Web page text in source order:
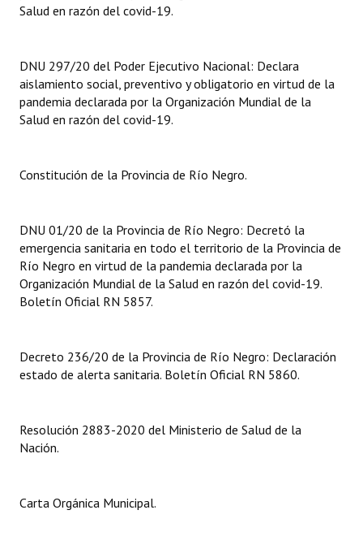
Organigrama
Informes de Gestión
Proyectos Presentados
Actas de Sesión
Ejecución Presupuestaria
Actas de Audiencias Públicas
Comunicaciones
Resoluciones
Resoluciones de Presidencia
Salud en razón del covid-19.
DNU 297/20 del Poder Ejecutivo Nacional: Declara
aislamiento social, preventivo y obligatorio en virtud de la
pandemia declarada por la Organización Mundial de la
Salud en razón del covid-19.
Constitución de la Provincia de Río Negro.
DNU 01/20 de la Provincia de Río Negro: Decretó la
emergencia sanitaria en todo el territorio de la Provincia de
Río Negro en virtud de la pandemia declarada por la
Organización Mundial de la Salud en razón del covid-19.
Boletín Oficial RN 5857.
Decreto 236/20 de la Provincia de Río Negro: Declaración
estado de alerta sanitaria. Boletín Oficial RN 5860.
Resolución 2883-2020 del Ministerio de Salud de la
Nación.
Carta Orgánica Municipal.